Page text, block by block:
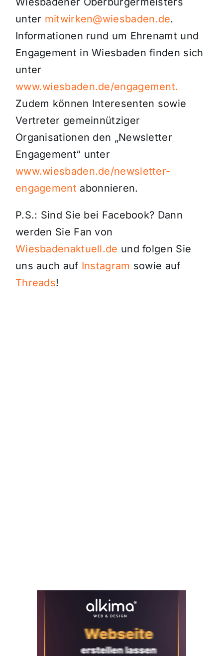
unter mitwirken@wiesbaden.de.
Informationen rund um Ehrenamt und
Engagement in Wiesbaden finden sich
unter
www.wiesbaden.de/engagement.
Zudem können Interesenten sowie
Vertreter gemeinnütziger
Organisationen den „Newsletter
Engagement“ unter
www.wiesbaden.de/newsletter-
engagement abonnieren.
P.S.: Sind Sie bei Facebook? Dann
werden Sie Fan von
Wiesbadenaktuell.de und folgen Sie
uns auch auf Instagram sowie auf
Threads!